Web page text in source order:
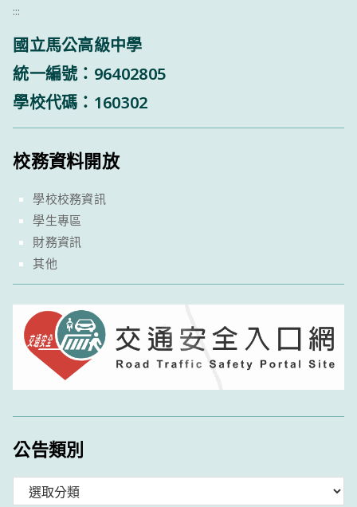
:::
國立馬公高級中學
統一編號：96402805
學校代碼：160302
校務資料開放
學校校務資訊
學生專區
財務資訊
其他
公告類別